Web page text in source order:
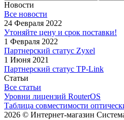
Новости
Все новости
24 Февраля 2022
Утоняйте цену и срок поставки!
1 Февраля 2022
Партнерский статус Zyxel
1 Июня 2021
Партнерский статус TP-Link
Статьи
Все статьи
Уровни лицензий RouterOS
Таблица совместимости
2026 © Интернет-магазин